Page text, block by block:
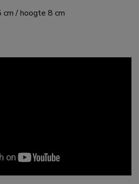
/ hoogte 8 cm